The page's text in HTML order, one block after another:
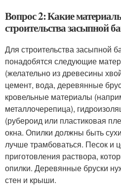
Вопрос 2: Какие
строительства засыпной
Для строительства засыпной
понадобятся следующие
(желательно из древесины
цемент, вода, деревянные
кровельные материалы
металлочерепица),
(рубероид или пластиковая
окна. Опилки должны быть
лучше трамбоваться. Песок и
приготовления раствора,
опилки. Деревянные бруски
стен и крыши.